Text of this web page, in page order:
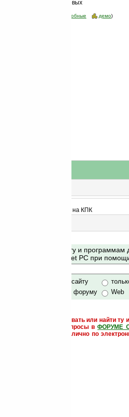
по дате, начиная с новых
пробные демо)
качества изображений на КПК
Поиск по сайту и программам
Mobile и Pocket PC при
только по сайту
по сайту и форуму
Web
знаете как использовать или найти ту
- пишите свои вопросы вФОРУМЕ
или автор сайта лично по